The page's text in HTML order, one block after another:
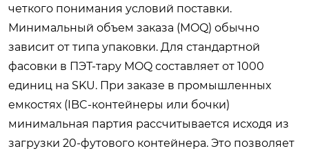
четкого понимания условий поставки.
Минимальный объем заказа (MOQ) обычно
зависит от типа упаковки. Для стандартной
фасовки в ПЭТ-тару MOQ составляет от 1000
единиц на SKU. При заказе в промышленных
емкостях (IBC-контейнеры или бочки)
минимальная партия рассчитывается исходя из
загрузки 20-футового контейнера. Это позволяет